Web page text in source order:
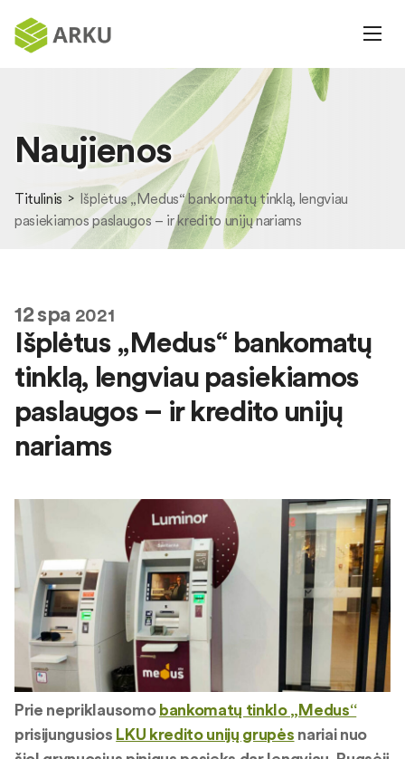
Naujienos
Titulinis
Išplėtus „Medus“ bankomatų tinklą, lengviau
pasiekiamos paslaugos – ir kredito unijų nariams
12spa 2021
Išplėtus „Medus“ bankomatų
tinklą, lengviau pasiekiamos
paslaugos – ir kredito unijų
nariams
Prie nepriklausomobankomatų tinklo „Medus“
prisijungusios LKU kredito unijų grupės nariai nuo